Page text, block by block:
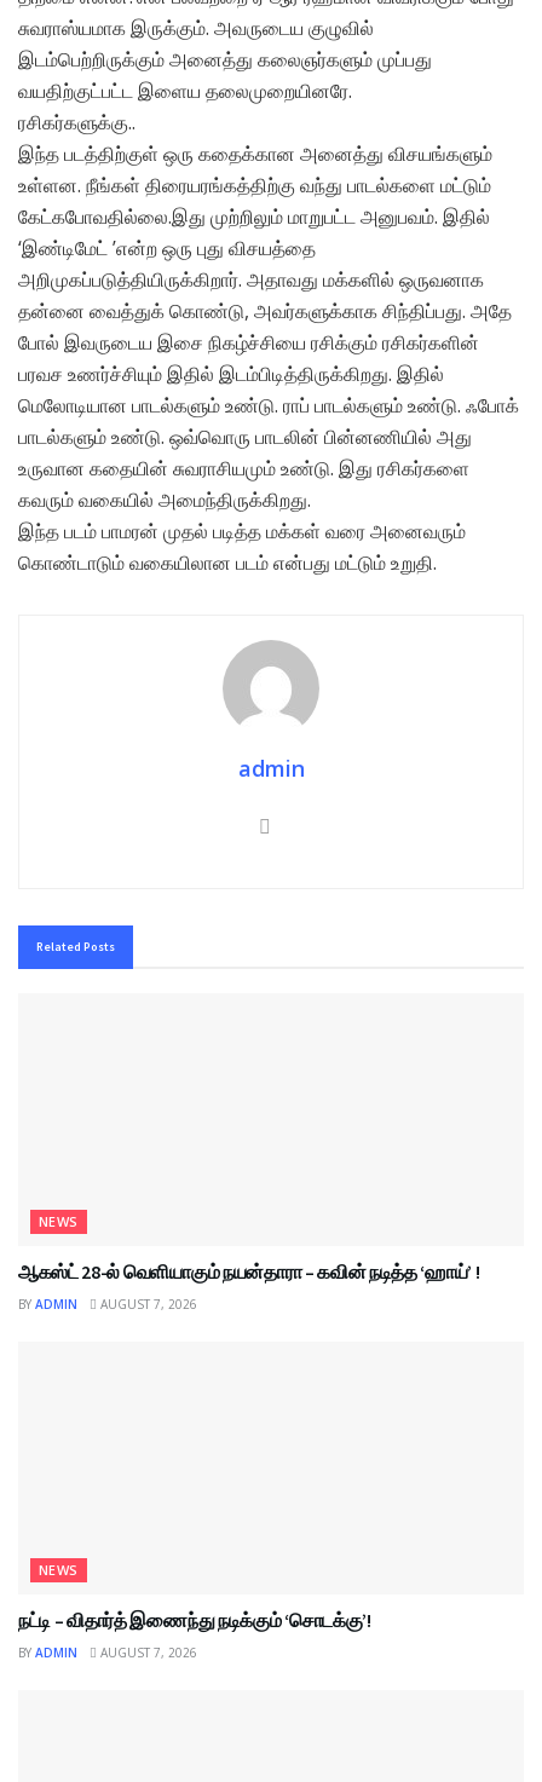
சுவராஸ்யமாக இருக்கும். அவருடைய குழுவில்
இடம்பெற்றிருக்கும் அனைத்து கலைஞர்களும் முப்பது
வயதிற்குட்பட்ட இளைய தலைமுறையினரே.
ரசிகர்களுக்கு..
இந்த படத்திற்குள் ஒரு கதைக்கான அனைத்து விசயங்களும்
உள்ளன. நீங்கள் திரையரங்கத்திற்கு வந்து பாடல்களை மட்டும்
கேட்கபோவதில்லை.இது முற்றிலும் மாறுபட்ட அனுபவம். இதில்
‘இண்டிமேட் ’என்ற ஒரு புது விசயத்தை
அறிமுகப்படுத்தியிருக்கிறார். அதாவது மக்களில் ஒருவனாக
தன்னை வைத்துக் கொண்டு, அவர்களுக்காக சிந்திப்பது. அதே
போல் இவருடைய இசை நிகழ்ச்சியை ரசிக்கும் ரசிகர்களின்
பரவச உணர்ச்சியும் இதில் இடம்பிடித்திருக்கிறது. இதில்
மெலோடியான பாடல்களும் உண்டு. ராப் பாடல்களும் உண்டு. ஃபோக்
பாடல்களும் உண்டு. ஒவ்வொரு பாடலின் பின்னணியில் அது
உருவான கதையின் சுவராசியமும் உண்டு. இது ரசிகர்களை
கவரும் வகையில் அமைந்திருக்கிறது.
இந்த படம் பாமரன் முதல் படித்த மக்கள் வரை அனைவரும்
கொண்டாடும் வகையிலான படம் என்பது மட்டும் உறுதி.
admin
Related Posts
NEWS
ஆகஸ்ட் 28-ல் வெளியாகும் நயன்தாரா – கவின் நடித்த ‘ஹாய்’ !
BY ADMIN AUGUST 7, 2026
NEWS
நட்டி – விதார்த் இணைந்து நடிக்கும் ‘சொடக்கு’!
BY ADMIN AUGUST 7, 2026